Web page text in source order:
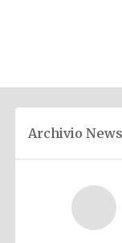
Archivio